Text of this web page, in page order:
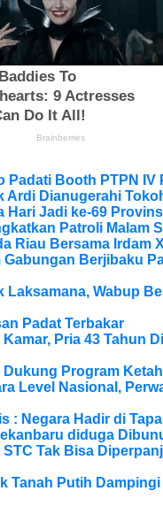
Padati Booth PTPN IV
Ardi Dianugerahi
Hari Jadi ke-69
Patroli Malam
Riau Bersama Irdam
Berjibaku
Laksamana, Wabup
Padat Terbakar
Pria 43 Tahun
Program
Level Nasional,
: Negara Hadir di
diduga
Tak Bisa
Tanah Putih